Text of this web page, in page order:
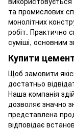
та промислових
монолітних
робіт. Практично
суміші, основним
Купити
Щоб замовити
достатньо
Наша компанія
дозволяє значно
представлена
відповідає